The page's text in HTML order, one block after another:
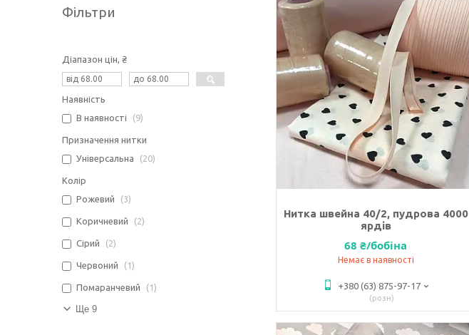
Нитка швейна 40/2, пудрова 4000
ярдів
68 ₴/бобіна
Немає в наявності
+380 (63) 875-97-17
розн
Фільтри
Діапазон цін, ₴
Наявність
В наявності
9
Призначення нитки
Універсальна
20
Колір
Рожевий
3
Коричневий 2
Сірий 2
Червоний 1
Помаранчевий 1
Ще 9